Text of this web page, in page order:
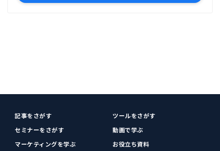
記事をさがす
ツールをさがす
セミナーをさがす
動画で学ぶ
マーケティングを学ぶ
お役立ち資料